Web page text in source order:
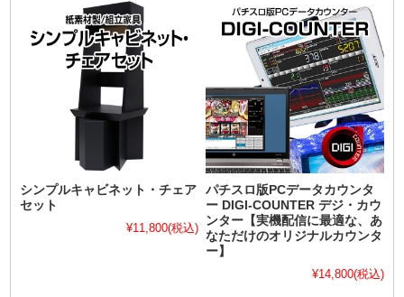
シンプルキャビネット・チェア
セット
¥11,800(税込)
パチスロ版PCデータカウンタ
ー DIGI-COUNTER デジ・カウ
ンター【実機配信に最適な、あ
なただけのオリジナルカウンタ
ー】
¥14,800(税込)